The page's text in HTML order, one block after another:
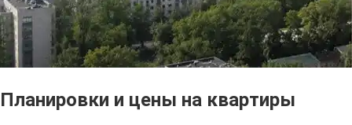
Планировки и цены на квартиры